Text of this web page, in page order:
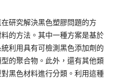
研究解決黑色塑膠問題的方
的方法。其中一種方案是基於
利用具有可檢測黑色添加劑的
的聚合物。此外，還有其他類
黑色材料進行分類。利用這種